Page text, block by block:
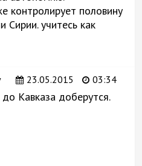
контролирует половину
Сирии. учитесь как
23.05.2015 03:34
Кавказа доберутся.